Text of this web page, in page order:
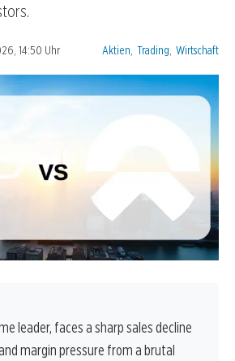
14:50 Uhr Kategorien:
Aktien Trading Wirtschaft
leader, faces a sharp sales decline
margin pressure from a brutal